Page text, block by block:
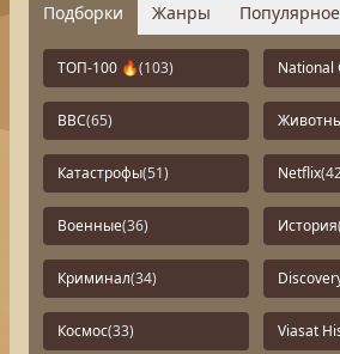
Подборки Жанры Популярное
ТОП-100 🔥(103) National
BBC(65)
Катастрофы(51) Netflix
Военные(36) История
Криминал(34)
Космос(33) Viasat